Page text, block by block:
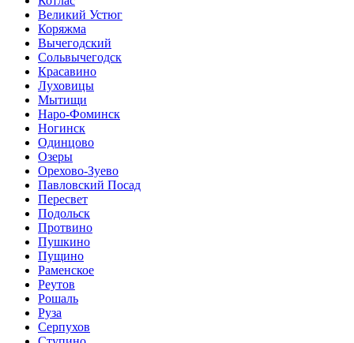
Великий Устюг
Коряжма
Вычегодский
Сольвычегодск
Красавино
Луховицы
Мытищи
Наро-Фоминск
Ногинск
Одинцово
Озеры
Орехово-Зуево
Павловский Посад
Пересвет
Подольск
Протвино
Пушкино
Пущино
Раменское
Реутов
Рошаль
Руза
Серпухов